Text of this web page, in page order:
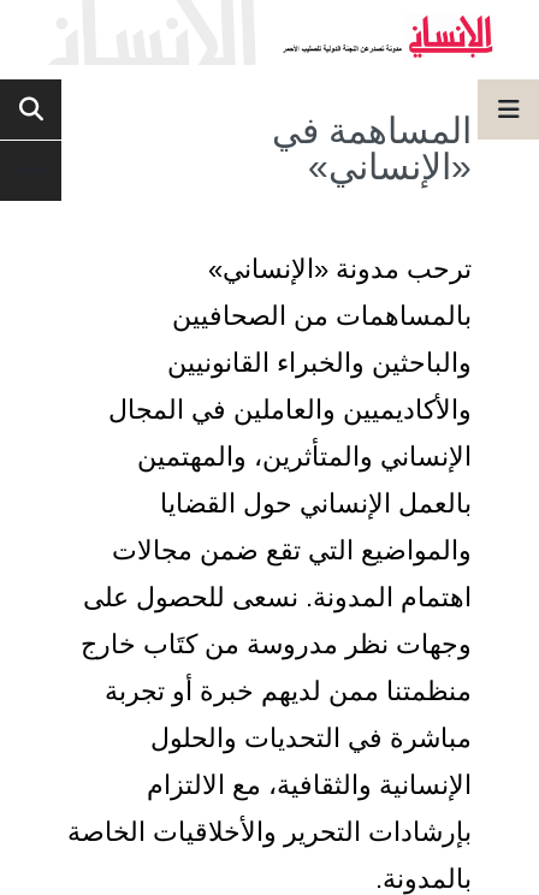
المساهمة في
«الإنساني»
ترحب مدونة «الإنساني»
بالمساهمات من الصحافيين
والباحثين والخبراء القانونيين
والأكاديميين والعاملين في المجال
الإنساني والمتأثرين، والمهتمين
بالعمل الإنساني حول القضايا
والمواضيع التي تقع ضمن مجالات
اهتمام المدونة. نسعى للحصول على
وجهات نظر مدروسة من كتَاب خارج
منظمتنا ممن لديهم خبرة أو تجربة
مباشرة في التحديات والحلول
الإنسانية والثقافية، مع الالتزام
بإرشادات التحرير والأخلاقيات الخاصة
بالمدونة.